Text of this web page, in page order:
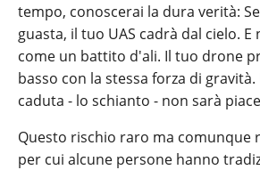
tempo, conoscerai la dura verità:
guasta, il tuo UAS cadrà dal cielo.
come un battito d'ali. Il tuo drone
basso con la stessa forza di
caduta - lo schianto - non sarà
Questo rischio raro ma comunque
per cui alcune persone hanno